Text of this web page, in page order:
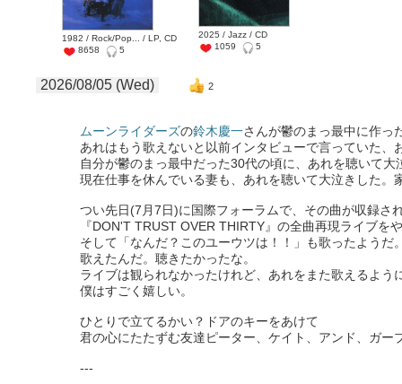
1982 / Rock/Pop... / LP, CD
8658
5
2025 / Jazz / CD
1059
5
2026/08/05 (Wed) 2
ムーンライダーズの鈴木慶一さんが鬱のまっ最中に作っ
あれはもう歌えないと以前インタビューで言っていた
自分が鬱のまっ最中だった30代の頃に、あれを聴いて大
現在仕事を休んでいる妻も、あれを聴いて大泣きした。
つい先日(7月7日)に国際フォーラムで、その曲が収録さ
『DON'T TRUST OVER THIRTY』の全曲再現ライブを
そして「なんだ？このユーウツは！！」も歌ったようだ
歌えたんだ。聴きたかったな。
ライブは観られなかったけれど、あれをまた歌えるよう
僕はすごく嬉しい。
ひとりで立てるかい？ドアのキーをあけて
君の心にたたずむ友達ピーター、ケイト、アンド、ガー
---